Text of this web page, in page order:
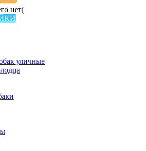
нет(
уличные